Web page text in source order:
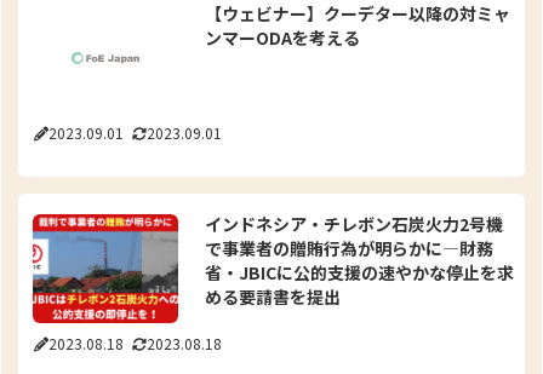
2023.09.01 2023.09.01
【ウェビナー】クーデター以降の対ミャ
ンマーODAを考える
2023.08.18 2023.08.18
インドネシア・チレボン石炭火力2号機
で事業者の贈賄行為が明らかに―財務
省・JBICに公的支援の速やかな停止を求
める要請書を提出